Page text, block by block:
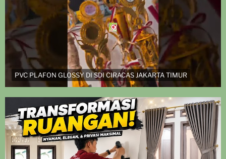
PVC PLAFON GLOSSY DI SDI CIRACAS JAKARTA TIMUR